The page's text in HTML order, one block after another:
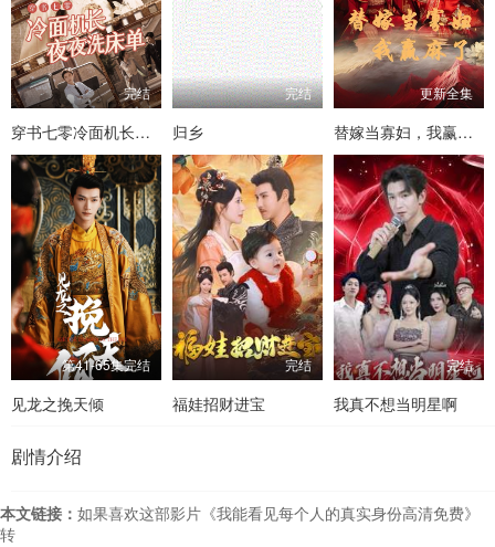
完结
穿书七零冷面机长夜夜洗床单
完结
归乡
更新全集
替嫁当寡妇，我赢麻了
第41-65集完结
见龙之挽天倾
完结
福娃招财进宝
完结
我真不想当明星啊
剧情介绍
本文链接： 如果喜欢这部影片《我能看见每个人的真实身份高清免费》
转